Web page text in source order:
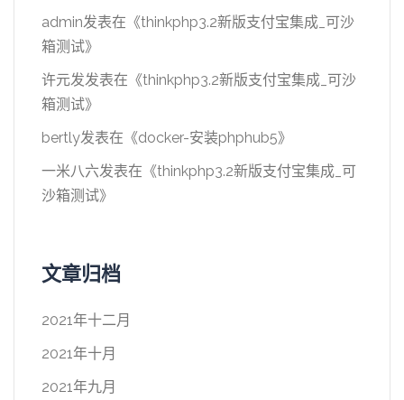
admin发表在《thinkphp3.2新版支付宝集成_可沙
箱测试》
许元发发表在《thinkphp3.2新版支付宝集成_可沙
箱测试》
bertly发表在《docker-安装phphub5》
一米八六发表在《thinkphp3.2新版支付宝集成_可
沙箱测试》
文章归档
2021年十二月
2021年十月
2021年九月